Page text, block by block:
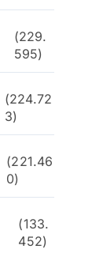
(229.
595)
(224.72
3)
(221.46
0)
(133.
452)